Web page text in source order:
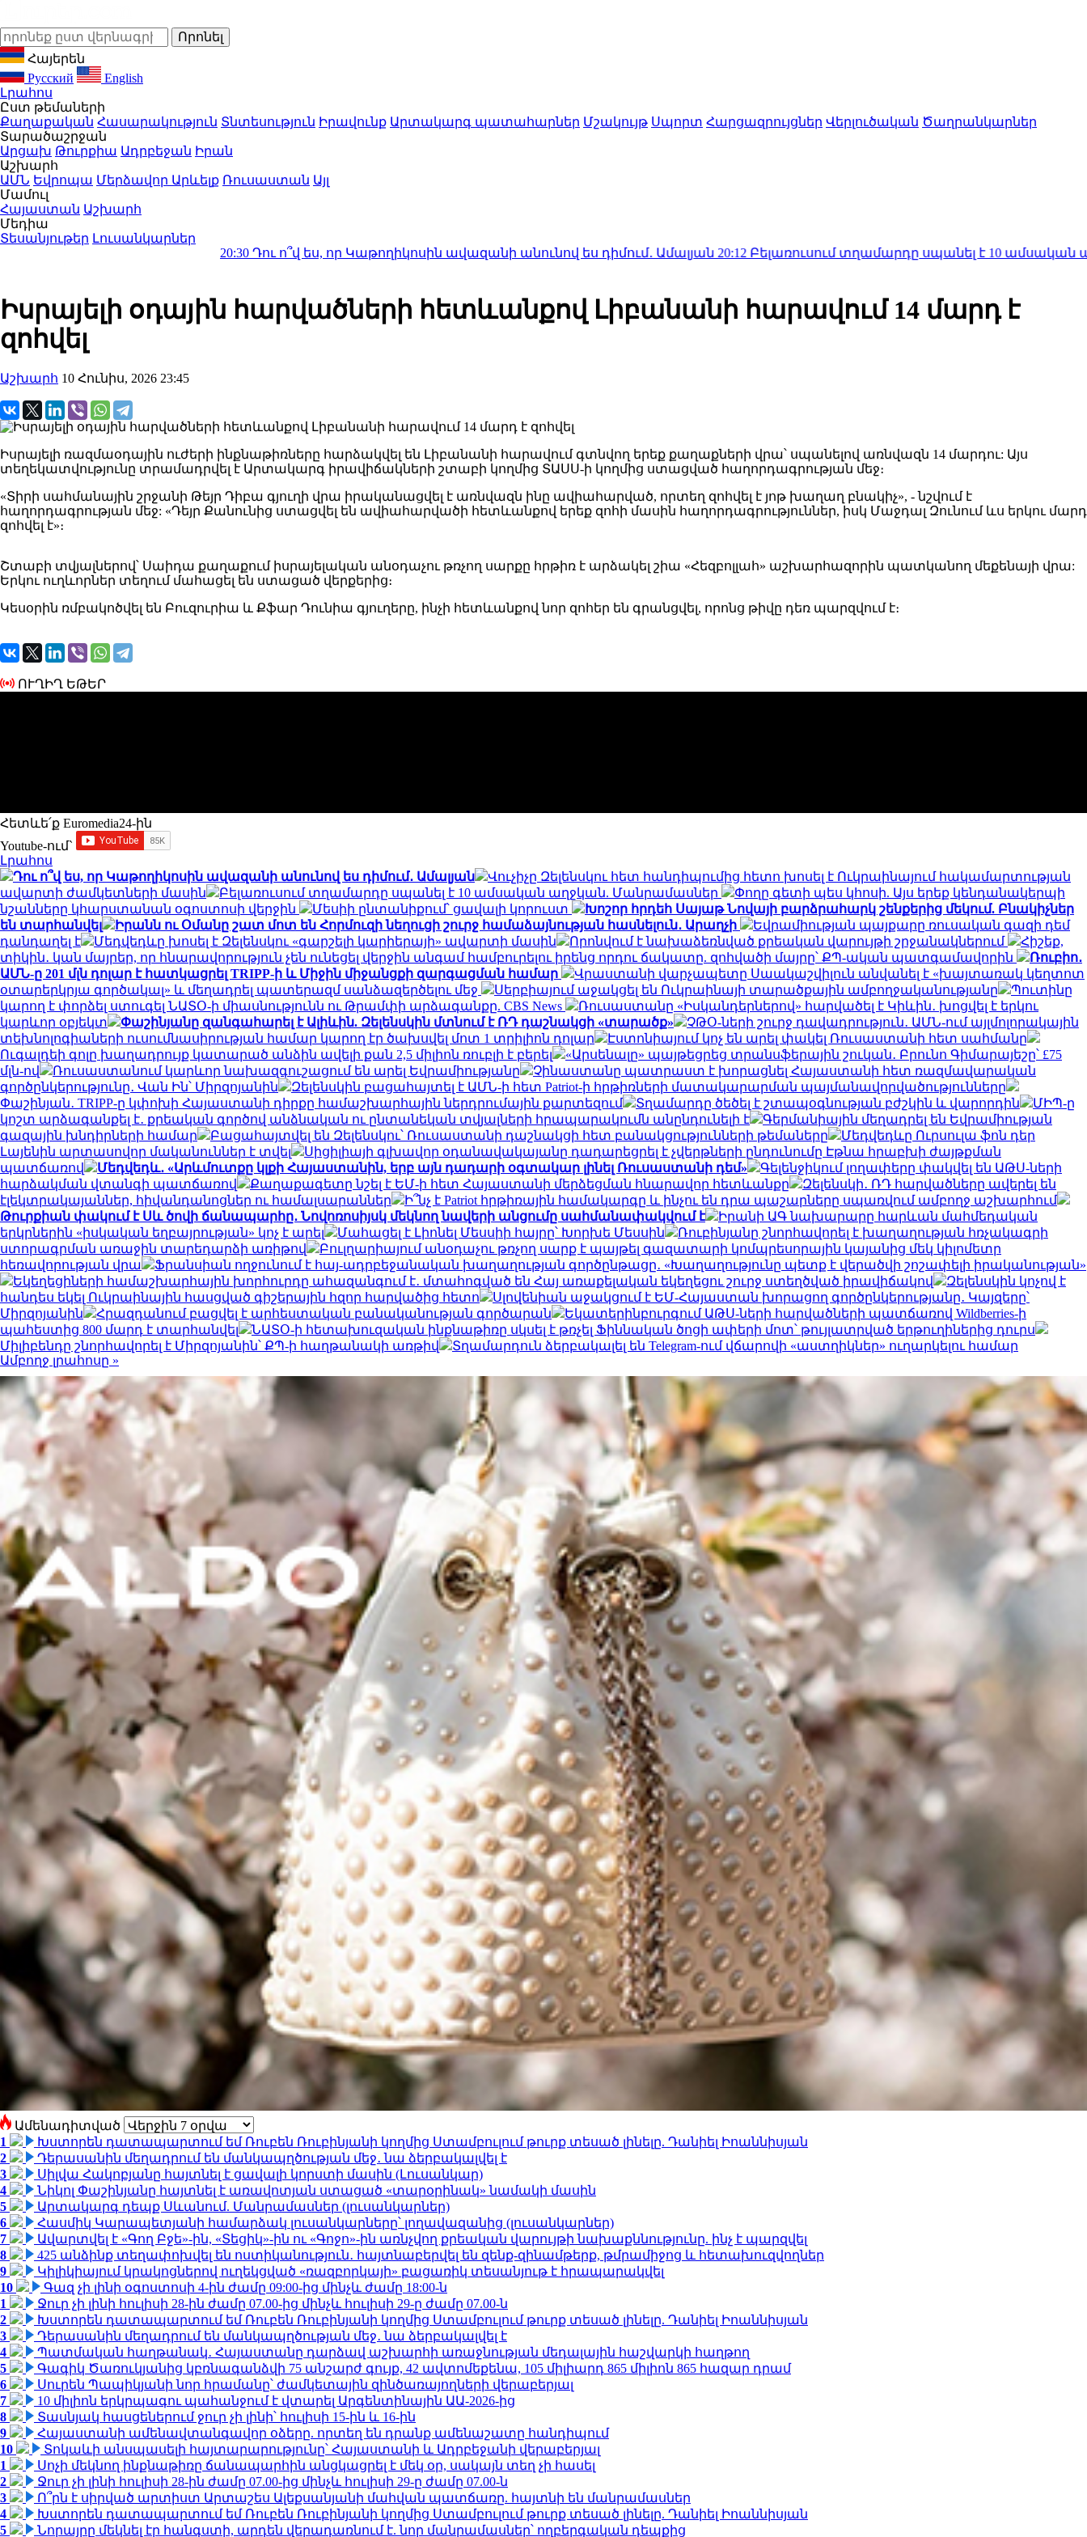
Հայերեն
Русский
English
Լրահոս
Ըստ թեմաների
Քաղաքական Հասարակություն Տնտեսություն Իրավունք Արտակարգ պատահարներ Մշակույթ Սպորտ Հարցազրույցներ Վերլուծական Ծաղրանկարներ
Տարածաշրջան
Արցախ Թուրքիա Ադրբեջան Իրան
Աշխարհ
ԱՄՆ Եվրոպա Մերձավոր Արևելք Ռուսաստան Այլ
Մամուլ
Հայաստան Աշխարհ
Մեդիա
Տեսանյութեր Լուսանկարներ
Դու ո՞վ ես, որ Կաթողիկոսին ավազանի անունով ես դիմում․ Ամալյան20:12Բելառուսում տղամարդը սպանել է 10 ամսական աղջկան.
Իսրայելի օդային հարվածների հետևանքով Լիբանանի հարավում 14 մարդ է
զոհվել
Աշխարհ 10 Հունիս, 2026 23:45
Իսրայելի ռազմաօդային ուժերի ինքնաթիռները հարձակվել են Լիբանանի հարավում գտնվող երեք քաղաքների վրա՝ սպանելով առնվազն 14 մարդու: Այս
տեղեկատվությունը տրամադրվել է Արտակարգ իրավիճակների շտաբի կողմից ՏԱՍՍ-ի կողմից ստացված հաղորդագրության մեջ։
«Տիրի սահմանային շրջանի Թեյր Դիբա գյուղի վրա իրականացվել է առնվազն ինը ավիահարված, որտեղ զոհվել է յոթ խաղաղ բնակիչ», - նշվում է
հաղորդագրության մեջ: «Դեյր Քանունից ստացվել են ավիահարվածի հետևանքով երեք զոհի մասին հաղորդագրություններ, իսկ Մաջդալ Զունում ևս երկու մարդ
զոհվել է»։
Շտաբի տվյալներով՝ Սաիդա քաղաքում իսրայելական անօդաչու թռչող սարքը հրթիռ է արձակել շիա «Հեզբոլլահ» աշխարհազորին պատկանող մեքենայի վրա:
Երկու ուղևորներ տեղում մահացել են ստացած վերքերից։
Կեսօրին ռմբակոծվել են Բուզուրիա և Քֆար Դունիա գյուղերը, ինչի հետևանքով նոր զոհեր են գրանցվել, որոնց թիվը դեռ պարզվում է։
ՈՒՂԻՂ ԵԹԵՐ
Հետևե՛ք Euromedia24-ին
Youtube-ում`
Լրահոս
Դու ո՞վ ես, որ Կաթողիկոսին ավազանի անունով ես դիմում․ Ամալյան
Վուչիչը Զելենսկու հետ հանդիպումից հետո խոսել է Ուկրաինայում հակամարտության
ավարտի ժամկետների մասին
Բելառուսում տղամարդը սպանել է 10 ամսական աղջկան. Մանրամասներ
Փողը գետի պես կհոսի. Այս երեք կենդանակերպի
նշանները կհարստանան օգոստոսի վերջին
Մեսիի ընտանիքում՝ ցավալի կորուստ
Խոշոր հրդեհ Սայաթ Նովայի բարձրահարկ շենքերից մեկում. Բնակիչներ
են տարհանվել
Իրանն ու Օմանը շատ մոտ են Հորմուզի նեղուցի շուրջ համաձայնության հասնելուն․ Արաղչի
Եվրամիության պայքարը ռուսական գազի դեմ
դանդաղել է
Մեդվեդևը խոսել է Զելենսկու «գարշելի կարիերայի» ավարտի մասին Որոնվում է նախաձեռնված քրեական վարույթի շրջանակներում
Հիշեք,
տիկին․ կան մայրեր, որ հնարավորություն չեն ունեցել վերջին անգամ համբուրելու իրենց որդու ճակատը. զոհվածի մայրը՝ ՔՊ-ական պատգամավորին
Ռուբիո․
ԱՄՆ-ը 201 մլն դոլար է հատկացրել TRIPP-ի և Միջին միջանցքի զարգացման համար
Վրաստանի վարչապետը Սաակաշվիլուն անվանել է «խայտառակ կեղտոտ
օտարերկրյա գործակալ» և մեղադրել պատերազմ սանձազերծելու մեջ
Սերբիայում աջակցել են Ուկրաինայի տարածքային ամբողջականությանը
Պուտինը
կարող է փորձել ստուգել ՆԱՏՕ-ի միասնությունն ու Թրամփի արձագանքը. CBS News
Ռուսաստանը «Իսկանդերներով» հարվածել է Կիևին․ խոցվել է երկու
կարևոր օբյեկտ
Փաշինյանը զանգահարել է Ալիևին. Զելենսկին մտնում է ՌԴ դաշնակցի «տարածք»
ՉԹՕ-ների շուրջ դավադրություն․ ԱՄՆ-ում այլմոլորակային
տեխնոլոգիաների ուսումնասիրության համար կարող էր ծախսվել մոտ 1 տրիլիոն դոլար
Էստոնիայում կոչ են արել փակել Ռուսաստանի հետ սահմանը
Ուգալդեի գոլը խաղադրույք կատարած անձին ավելի քան 2,5 միլիոն ռուբլի է բերել
«Արսենալը» պայթեցրեց տրանսֆերային շուկան․ Բրունո Գիմարայեշը՝ £75
մլն-ով
Ռուսաստանում կարևոր նախազգուշացում են արել Եվրամիությանը
Չինաստանը պատրաստ է խորացնել Հայաստանի հետ ռազմավարական
գործընկերությունը․ Վան Ին՝ Միրզոյանին
Զելենսկին բացահայտել է ԱՄՆ-ի հետ Patriot-ի հրթիռների մատակարարման պայմանավորվածությունները
Փաշինյան․ TRIPP-ը կփոխի Հայաստանի դիրքը համաշխարհային ներդրումային քարտեզում
Տղամարդը ծեծել է շտապօգնության բժշկին և վարորդին
ՄԻՊ-ը
կոշտ արձագանքել է․ քրեական գործով անձնական ու ընտանեկան տվյալների հրապարակումն անընդունելի է
Գերմանիային մեղադրել են Եվրամիության
գազային խնդիրների համար
Բացահայտվել են Զելենսկու՝ Ռուսաստանի դաշնակցի հետ բանակցությունների թեմաները
Մեդվեդևը Ուրսուլա ֆոն դեր
Լայենին արտասովոր մականուններ է տվել
Սիցիլիայի գլխավոր օդանավակայանը դադարեցրել է չվերթների ընդունումը Էթնա հրաբխի ժայթքման
պատճառով
Մեդվեդև․ «Արևմուտքը կլքի Հայաստանին, երբ այն դադարի օգտակար լինել Ռուսաստանի դեմ»
Գելենջիկում լողափերը փակվել են ԱԹՍ-ների
հարձակման վտանգի պատճառով
Քաղաքագետը նշել է ԵՄ-ի հետ Հայաստանի մերձեցման հնարավոր հետևանքը
Զելենսկի․ ՌԴ հարվածները ավերել են
էլեկտրակայաններ, հիվանդանոցներ ու համալսարաններ
Ի՞նչ է Patriot հրթիռային համակարգը և ինչու են դրա պաշարները սպառվում ամբողջ աշխարհում
Թուրքիան փակում է Սև ծովի ճանապարհը․ Նովոռոսիյսկ մեկնող նավերի անցումը սահմանափակվում է
Իրանի ԱԳ նախարարը հարևան մահմեդական
երկրներին «իսկական եղբայրության» կոչ է արել
Մահացել է Լիոնել Մեսսիի հայրը՝ Խորխե Մեսսին
Ռուբինյանը շնորհավորել է խաղաղության հռչակագրի
ստորագրման առաջին տարեդարձի առիթով
Բուլղարիայում անօդաչու թռչող սարք է պայթել գազատարի կոմպրեսորային կայանից մեկ կիլոմետր
հեռավորության վրա
Ֆրանսիան ողջունում է հայ-ադրբեջանական խաղաղության գործընթացը․ «Խաղաղությունը պետք է վերածվի շոշափելի իրականության»
Եկեղեցիների համաշխարհային խորհուրդը ահազանգում է․ մտահոգված են Հայ առաքելական եկեղեցու շուրջ ստեղծված իրավիճակով
Զելենսկին կոչով է
հանդես եկել Ուկրաինային հասցված գիշերային հզոր հարվածից հետո
Սլովենիան աջակցում է ԵՄ-Հայաստան խորացող գործընկերությանը․ Կայզերը՝
Միրզոյանին
Հրազդանում բացվել է արհեստական բանականության գործարան
Եկատերինբուրգում ԱԹՍ-ների հարվածների պատճառով Wildberries-ի
պահեստից 800 մարդ է տարհանվել
ՆԱՏՕ-ի հետախուզական ինքնաթիռը սկսել է թռչել Ֆիննական ծոցի ափերի մոտ՝ թույլատրված երթուղիներից դուրս
Միլիբենդը շնորհավորել է Միրզոյանին՝ ՔՊ-ի հաղթանակի առթիվ
Տղամարդուն ձերբակալել են Telegram-ում վճարովի «աստղիկներ» ուղարկելու համար
Ամբողջ լրահոսը »
Ամենադիտված
1
Խստորեն դատապարտում եմ Ռուբեն Ռուբինյանի կողմից Ստամբուլում թուրք տեսած լինելը. Դանիել Իոաննիսյան
2
Դերասանին մեղադրում են մանկապղծության մեջ․ նա ձերբակալվել է
3
Սիլվա Հակոբյանը հայտնել է ցավալի կորստի մասին (Լուսանկար)
4
Նիկոլ Փաշինյանը հայտնել է առավոտյան ստացած «տարօրինակ» նամակի մասին
5
Արտակարգ դեպք Սևանում. Մանրամասներ (լուսանկարներ)
6
Հասմիկ Կարապետյանի համարձակ լուսանկարները՝ լողավազանից (լուսանկարներ)
7
Ավարտվել է «Գող Բջե»-ին, «Տեցիկ»-ին ու «Գոջո»-ին առնչվող քրեական վարույթի նախաքննությունը. ինչ է պարզվել
8
425 անձինք տեղափոխվել են ոստիկանություն․ հայտնաբերվել են զենք-զինամթերք, թմրամիջոց և հետախուզվողներ
9
Կիլիկիայում կրակոցներով ուղեկցված «ռազբորկայի» բացառիկ տեսանյութ է հրապարակվել
10
Գազ չի լինի օգոստոսի 4-ին ժամը 09:00-ից մինչև ժամը 18:00-ն
1
Ջուր չի լինի հուլիսի 28-ին ժամը 07.00-ից մինչև հուլիսի 29-ը ժամը 07.00-ն
2
Խստորեն դատապարտում եմ Ռուբեն Ռուբինյանի կողմից Ստամբուլում թուրք տեսած լինելը. Դանիել Իոաննիսյան
3
Դերասանին մեղադրում են մանկապղծության մեջ․ նա ձերբակալվել է
4
Պատմական հաղթանակ․ Հայաստանը դարձավ աշխարհի առաջնության մեդալային հաշվարկի հաղթող
5
Գագիկ Ծառուկյանից կբռնագանձվի 75 անշարժ գույք, 42 ավտոմեքենա, 105 միլիարդ 865 միլիոն 865 հազար դրամ
6
Սուրեն Պապիկյանի նոր հրամանը՝ ժամկետային զինծառայողների վերաբերյալ
7
10 միլիոն երկրպագու պահանջում է վտարել Արգենտինային ԱԱ-2026-ից
8
Տասնյակ հասցեներում ջուր չի լինի՝ հուլիսի 15-ին և 16-ին
9
Հայաստանի ամենավտանգավոր օձերը. որտեղ են դրանք ամենաշատը հանդիպում
10
Տոկաևի անսպասելի հայտարարությունը՝ Հայաստանի և Ադրբեջանի վերաբերյալ
1
Սոչի մեկնող ինքնաթիռը ճանապարհին անցկացրել է մեկ օր, սակայն տեղ չի հասել
2
Ջուր չի լինի հուլիսի 28-ին ժամը 07.00-ից մինչև հուլիսի 29-ը ժամը 07.00-ն
3
Ո՞րն է սիրված արտիստ Արտաշես Ալեքսանյանի մահվան պատճառը. հայտնի են մանրամասներ
4
Խստորեն դատապարտում եմ Ռուբեն Ռուբինյանի կողմից Ստամբուլում թուրք տեսած լինելը. Դանիել Իոաննիսյան
5
Նորայրը մեկնել էր հանգստի, արդեն վերադառնում է. նոր մանրամասներ՝ ողբերգական դեպքից